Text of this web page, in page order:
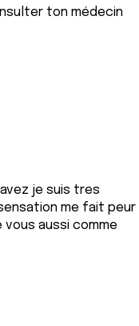
ton médecin
je suis tres
me fait peur
aussi comme